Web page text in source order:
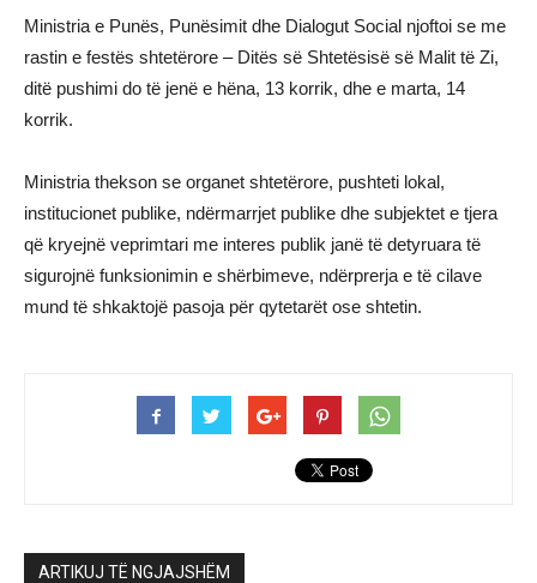
Ministria e Punës, Punësimit dhe Dialogut Social njoftoi se me
rastin e festës shtetërore – Ditës së Shtetësisë së Malit të Zi,
ditë pushimi do të jenë e hëna, 13 korrik, dhe e marta, 14
korrik.
Ministria thekson se organet shtetërore, pushteti lokal,
institucionet publike, ndërmarrjet publike dhe subjektet e tjera
që kryejnë veprimtari me interes publik janë të detyruara të
sigurojnë funksionimin e shërbimeve, ndërprerja e të cilave
mund të shkaktojë pasoja për qytetarët ose shtetin.
ARTIKUJ TË NGJAJSHËM